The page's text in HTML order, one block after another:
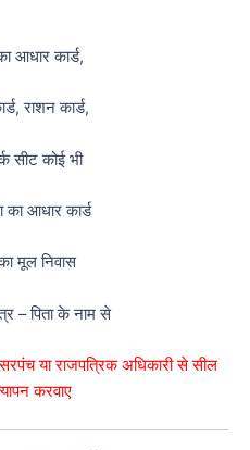
आधार कार्ड,
राशन कार्ड,
सीट कोई भी
का आधार कार्ड
मूल निवास
– पिता के नाम से
या राजपत्रिक अधिकारी से सील
करवाए